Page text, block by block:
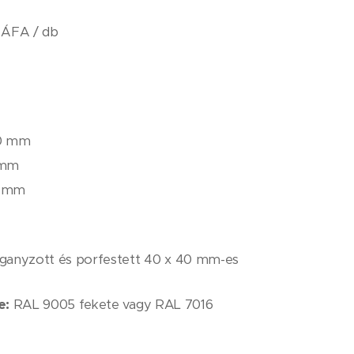
/ db
mm
és porfestett 40 x 40 mm-es
RAL 9005 fekete vagy RAL 7016